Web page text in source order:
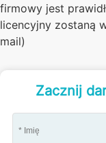
firmowy jest
licencyjny zostaną
mail)
Zacznij